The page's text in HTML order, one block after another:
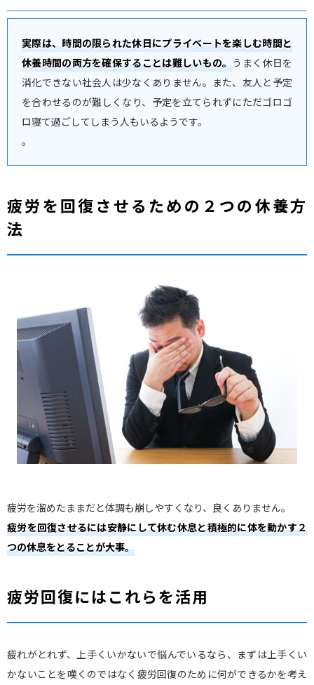
実際は、時間の限られた休日にプライベートを楽しむ時間と
休養時間の両方を確保することは難しいもの。 うまく休日を
消化できない社会人は少なくありません。また、友人と予定
を合わせるのが難しくなり、予定を立てられずにただゴロゴ
ロ寝て過ごしてしまう人もいるようです。
。
疲労を回復させるための２つの休養方
法
疲労を溜めたままだと体調も崩しやすくなり、良くありません。
疲労を回復させるには安静にして休む休息と積極的に体を動かす２
つの休息をとることが大事。
疲労回復にはこれらを活用
疲れがとれず、上手くいかないで悩んでいるなら、まずは上手くい
かないことを嘆くのではなく疲労回復のために何ができるかを考え